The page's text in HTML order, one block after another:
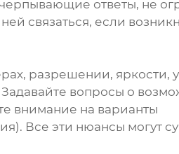
ответы, не
связаться, если
разрешении, яркости,
вопросы о
внимание на варианты
Все эти нюансы могут